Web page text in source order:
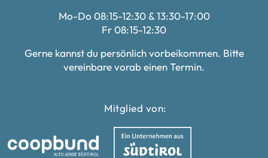
Mo-Do 08:15-12:30 & 13:30-17:00
Fr 08:15-12:30
Gerne kannst du persönlich vorbeikommen. Bitte
vereinbare vorab einen Termin.
Mitglied von: